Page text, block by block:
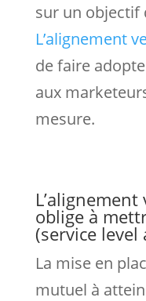
sur un objectif
L’alignement
de faire
aux
mesure.
oblige à
(service level
La mise en
mutuel à